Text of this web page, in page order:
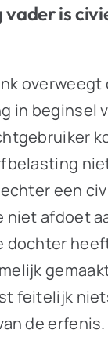
vader is
overweegt
in beginsel
een
niet afdoet
dochter
feitelijk
de erfenis.